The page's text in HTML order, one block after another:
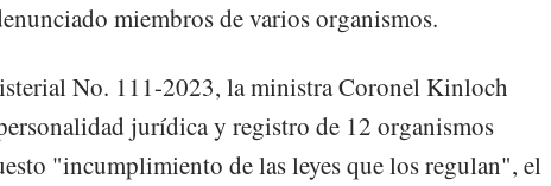
miembros de varios organismos.
No. 111-2023, la ministra Coronel Kinloch
jurídica y registro de 12 organismos
"incumplimiento de las leyes que los regulan", el